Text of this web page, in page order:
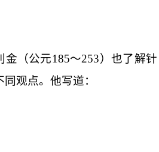
金（公元185～253）也了解针
观点。他写道：